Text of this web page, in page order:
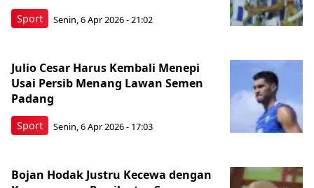
Sport Senin, 6 Apr 2026 - 21:02
Sport
Julio Cesar Harus Kembali Menepi
Usai Persib Menang Lawan Semen
Padang
Senin, 6 Apr 2026 - 17:03
Bojan Hodak Justru Kecewa dengan